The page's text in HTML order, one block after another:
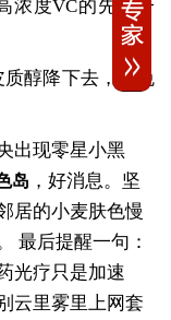
浓度VC的先放一
醇降下去，对免
出现零星小黑
岛 ，好消息。坚
居的小麦肤色慢
最后提醒一句：
光疗只是加速
云里雾里上网套